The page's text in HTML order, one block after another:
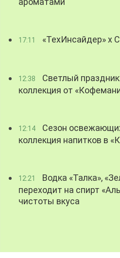
17:11 «ТехИнсайдер» х
12:38
Светлый
коллекция от
12:14
Сезон
коллекция напитков в
12:21
Водка «Талка»,
переходит на спирт
чистоты вкуса